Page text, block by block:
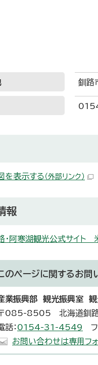
釧路
を表示する（外部リンク）
報
・阿寒湖観光公式サイト
のページに関するお問
業振興部 観光振興室 観
085-8505 北海道釧路
話： 0154-31-4549
フ
お問い合わせは専用フ